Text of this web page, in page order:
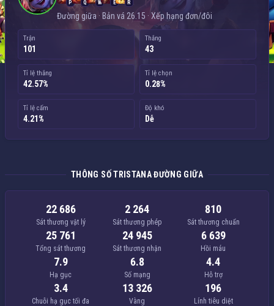
P Q W E R
Đường giữa · Bản vá 26.15 · Xếp hạng đơn/đôi
Trận
101
Thắng
43
Tỉ lệ thắng
42.57%
Tỉ lệ chọn
0.28%
Tỉ lệ cấm
4.21%
Độ khó
Dễ
THÔNG SỐ TRISTANA ĐƯỜNG GIỮA
22 686
Sát thương vật lý
2 264
Sát thương phép
810
Sát thương chuẩn
25 761
Tổng sát thương
24 945
Sát thương nhận
6 639
Hồi máu
7.9
Hạ gục
6.8
Số mạng
4.4
Hỗ trợ
3.4
Chuỗi hạ gục tối đa
13 326
Vàng
196
Lính tiêu diệt